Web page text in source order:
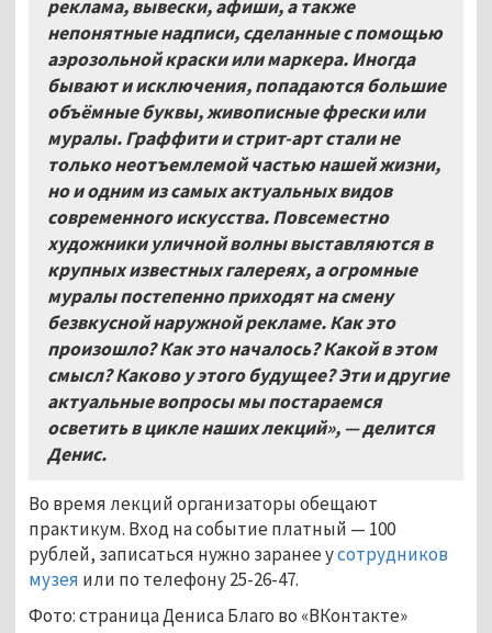
реклама, вывески, афиши, а также
непонятные надписи, сделанные с помощью
аэрозольной краски или маркера. Иногда
бывают и исключения, попадаются большие
объёмные буквы, живописные фрески или
муралы. Граффити и стрит-арт стали не
только неотъемлемой частью нашей жизни,
но и одним из самых актуальных видов
современного искусства. Повсеместно
художники уличной волны выставляются в
крупных известных галереях, а огромные
муралы постепенно приходят на смену
безвкусной наружной рекламе. Как это
произошло? Как это началось? Какой в этом
смысл? Каково у этого будущее? Эти и другие
актуальные вопросы мы постараемся
осветить в цикле наших лекций», — делится
Денис.
Во время лекций организаторы обещают
практикум. Вход на событие платный — 100
рублей, записаться нужно заранее усотрудников
музея или по телефону 25-26-47.
Фото: страница Дениса Благо во «ВКонтакте»